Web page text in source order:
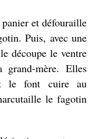
et défouraille
Puis, avec une
découpe le ventre
mère. Elles
le font cuire au
le fagotin